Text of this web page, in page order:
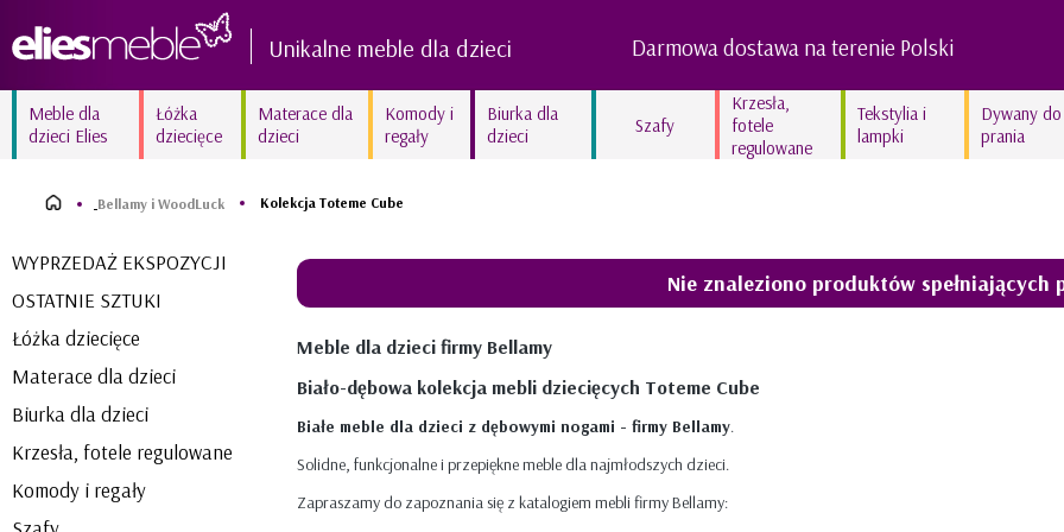
Unikalne meble dla dzieci Darmowa dostawa na terenie Polski
Meble dla
dzieci Elies
delikatność
frezowane
kraina lodu
błyszczący róż
Kolekcja ZURIGO
wyjątkowy amarant
Kolekcja BETSY unikalna
Łóżka
dziecięce
Materace dla
dzieci
Komody i
regały
Biurka dla
dzieci
Szafy
Krzesła,
fotele
regulowane
Tekstylia i
lampki
Kolekcja In the woods
Kolekcja Swan’derful
Dywany do
prania
Bellamy i WoodLuck Kolekcja Toteme Cube
WYPRZEDAŻ EKSPOZYCJI
OSTATNIE SZTUKI
Łóżka dziecięce
Materace dla dzieci
Biurka dla dzieci
Krzesła, fotele regulowane
Komody i regały
Nie znaleziono produktów spełniających
Meble dla dzieci firmy Bellamy
Biało-dębowa kolekcja mebli dziecięcych Toteme Cube
Białe meble dla dzieci z dębowymi nogami - firmy Bellamy.
Solidne, funkcjonalne i przepiękne meble dla najmłodszych dzieci.
Zapraszamy do zapoznania się z katalogiem mebli firmy Bellamy: